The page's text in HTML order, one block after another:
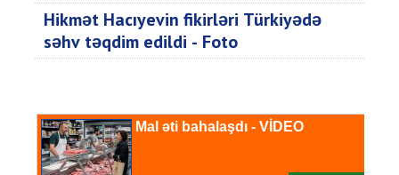
Hikmət Hacıyevin fikirləri Türkiyədə
səhv təqdim edildi - Foto